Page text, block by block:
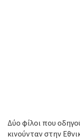
Δύο φίλοι που
κινούνταν στην